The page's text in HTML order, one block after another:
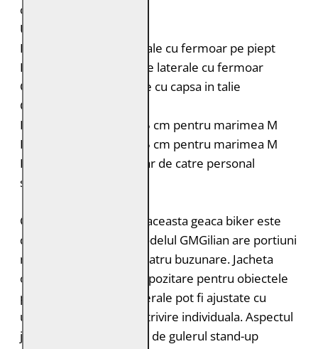
cu capsa
Umeri matlasati
Doua buzunare orizontale cu fermoar pe piept
Doua buzunare verticale laterale cu fermoar
Curele laterale reglabile cu capsa in talie
Croiala: Comfort Fit
Lungimea spatelui: 68.5 cm pentru marimea M
Lungimea manecii: 69.5 cm pentru marimea M
Intretinere: Spalare doar de catre personal
specializat
Ceea ce este special la aceasta geaca biker este
designul minimalist. Modelul GMGilian are portiuni
matlasate pe umeri si patru buzunare. Jacheta
ofera mult spatiu de depozitare pentru obiectele
personale. Curelele laterale pot fi ajustate cu
usurinta si asigura o potrivire individuala. Aspectul
jachetei este completat de gulerul stand-up